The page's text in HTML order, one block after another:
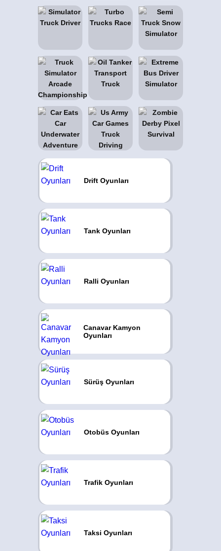
Drift Oyunları
Tank Oyunları
Ralli Oyunları
Canavar Kamyon
Oyunları
Sürüş Oyunları
Otobüs Oyunları
Trafik Oyunları
Taksi Oyunları